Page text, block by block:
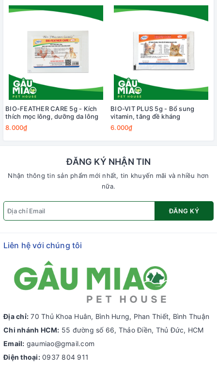
BIO-FEATHER CARE 5g - Kích
thích mọc lông, dưỡng da lông
8.000₫
BIO-VIT PLUS 5g - Bổ sung
vitamin, tăng đề kháng
6.000₫
ĐĂNG KÝ NHẬN TIN
Nhận thông tin sản phẩm mới nhất, tin khuyến mãi và nhiều hơn
nữa.
ĐĂNG KÝ
Liên hệ với chúng tôi
Địa chỉ: 70 Thủ Khoa Huân, Bình Hưng, Phan Thiết, Bình Thuận
Chi nhánh HCM: 55 đường số 66, Thảo Điền, Thủ Đức, HCM
Email: gaumiao@gmail.com
Điện thoại: 0937 804 911